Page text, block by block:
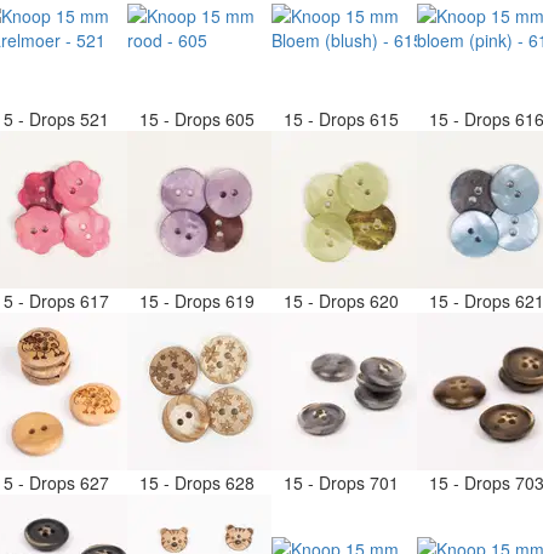
- Drops 521 15 - Drops 605 15 - Drops 615 15 - Drops
- Drops 617 15 - Drops 619 15 - Drops 620 15 - Drops
- Drops 627 15 - Drops 628 15 - Drops 701 15 - Drops